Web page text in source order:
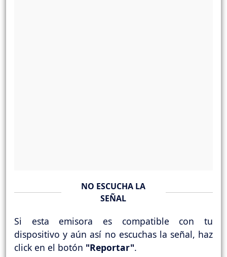
NO ESCUCHA LA
SEÑAL
Si esta emisora es compatible con tu
dispositivo y aún así no escuchas la señal, haz
click en el botón "Reportar".